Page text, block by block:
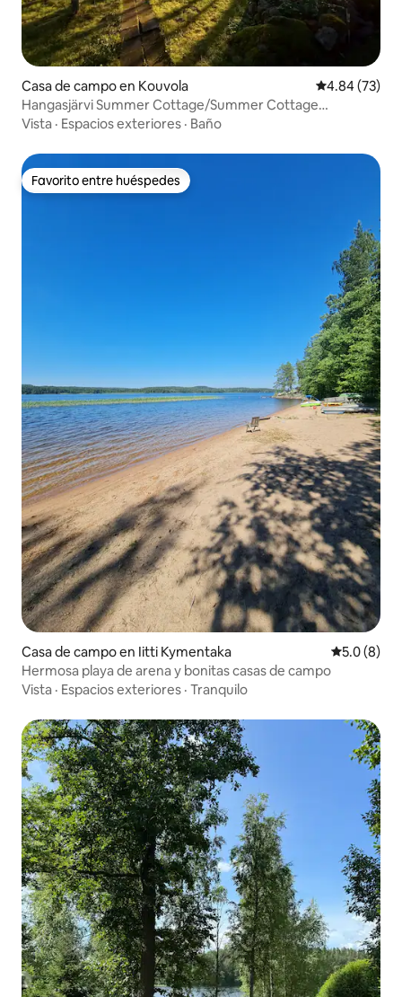
Casa de campo en Kouvola Calificación
4.84 (73)
Hangasjärvi Summer Cottage/Summer Cottage
Hangasjärvi
Vista · Espacios exteriores · Baño
Favorito entre huéspedes
Favorito entre huéspedes
Casa de campo en Iitti Kymentaka
5.0 (8)
Hermosa playa de arena y bonitas casas de campo
Vista · Espacios exteriores · Tranquilo